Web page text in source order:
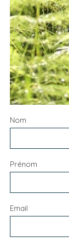
Nom
Prénom
Email